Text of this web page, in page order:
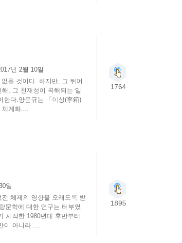
년 2월 10일
을 것이다. 하지만, 그 뛰어
, 그 천재성이 곡해되는 일
한다.양문규는 「이상(李箱)
체계화....
1764
일
체제의 영향을 오래도록 받
문학에 대한 연구는 터부였
시작한 1980년대 후반부터
이 아니라 ....
1895